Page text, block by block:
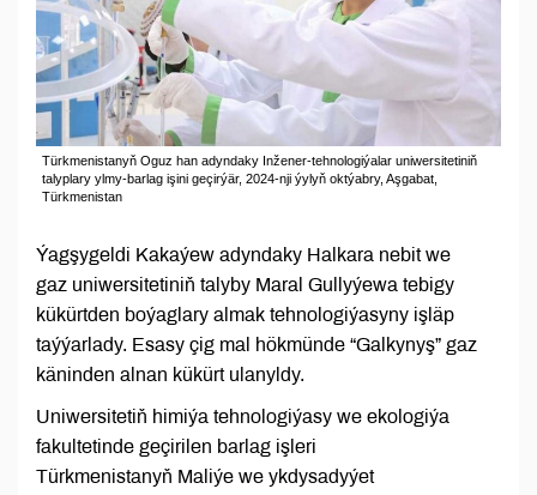
Türkmenistanyň Oguz han adyndaky Inžener-tehnologiýalar uniwersitetiniň
talyplary ylmy-barlag işini geçirýär, 2024-nji ýylyň oktýabry, Aşgabat,
Türkmenistan
Ýagşygeldi Kakaýew adyndaky Halkara nebit we
gaz uniwersitetiniň talyby Maral Gullyýewa tebigy
kükürtden boýaglary almak tehnologiýasyny işläp
taýýarlady. Esasy çig mal hökmünde “Galkynyş” gaz
käninden alnan kükürt ulanyldy.
Uniwersitetiň himiýa tehnologiýasy we ekologiýa
fakultetinde geçirilen barlag işleri
Türkmenistanyň Maliýe we ykdysadyýet